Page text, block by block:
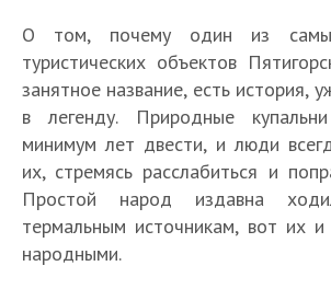
О том, почему один из
туристических объектов
занятное название, есть история,
в легенду. Природные
минимум лет двести, и люди
их, стремясь расслабиться и
Простой народ издавна
термальным источникам, вот их и
народными.